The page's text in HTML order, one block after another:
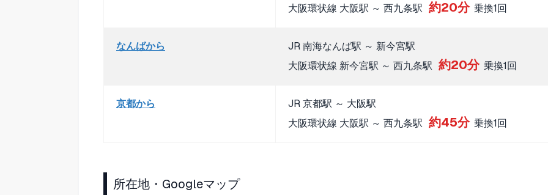
大阪環状線 大阪駅 ～ 西九条駅 約20分 乗換1回
なんばから
JR 南海なんば駅 ～ 新今宮駅
大阪環状線 新今宮駅 ～ 西九条駅 約20分 乗換1回
京都から
JR 京都駅 ～ 大阪駅
大阪環状線 大阪駅 ～ 西九条駅 約45分 乗換1回
所在地・Googleマップ